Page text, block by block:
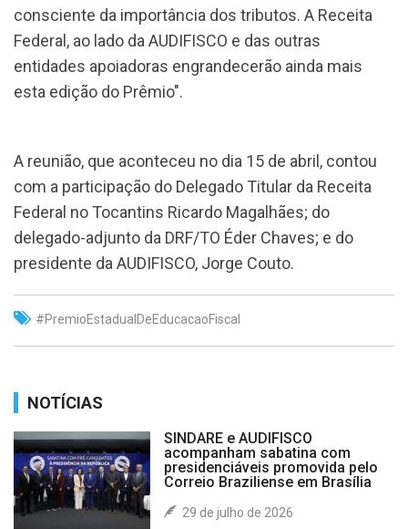
consciente da importância dos tributos. A Receita
Federal, ao lado da AUDIFISCO e das outras
entidades apoiadoras engrandecerão ainda mais
esta edição do Prêmio".
A reunião, que aconteceu no dia 15 de abril, contou
com a participação do Delegado Titular da Receita
Federal no Tocantins Ricardo Magalhães; do
delegado-adjunto da DRF/TO Éder Chaves; e do
presidente da AUDIFISCO, Jorge Couto.
#PremioEstadualDeEducacaoFiscal
NOTÍCIAS
SINDARE e AUDIFISCO
acompanham sabatina com
presidenciáveis promovida pelo
Correio Braziliense em Brasília
29 de julho de 2026